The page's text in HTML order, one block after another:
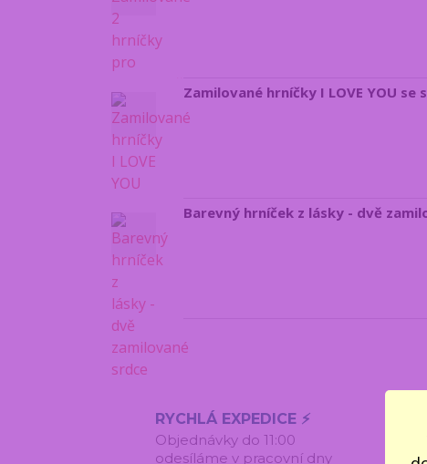
Zamilované hrníčky I LOVE YOU
Barevný hrníček z lásky - dvě
RYCHLÁ EXPEDICE ⚡
Objednávky do 11:00
odesíláme v pracovní dny